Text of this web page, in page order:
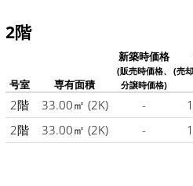
2階
号室 専有面積
新築時価格
(販売時価格、
分譲時価格)
(売
2階 33.00㎡ (2K) -
2階
33.00㎡ (2K) -